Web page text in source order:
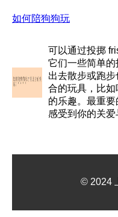
如何陪狗狗玩
可以通过投掷
它们一些简单
出去散步或跑
合的玩具，比
的乐趣。最重
感受到你的关
© 2024